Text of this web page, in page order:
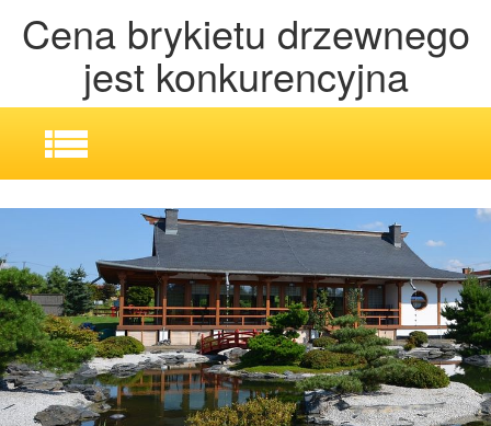
Cena brykietu drzewnego
jest konkurencyjna